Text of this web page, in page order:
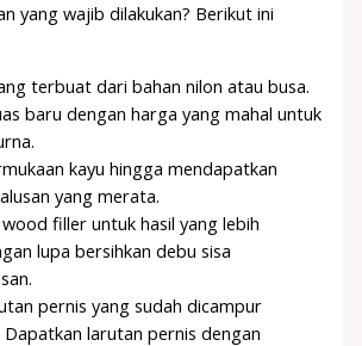
yang wajib dilakukan? Berikut ini
terbuat dari bahan nilon atau busa.
baru dengan harga yang mahal untuk
kayu hingga mendapatkan
yang merata.
wood filler untuk hasil yang lebih
lupa bersihkan debu sisa
pernis yang sudah dicampur
Dapatkan larutan pernis dengan